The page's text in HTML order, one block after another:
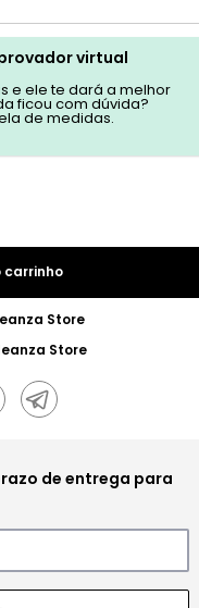
virtual
e ele te dará a melhor
ficou com dúvida?
de medidas.
carrinho
Store
Store